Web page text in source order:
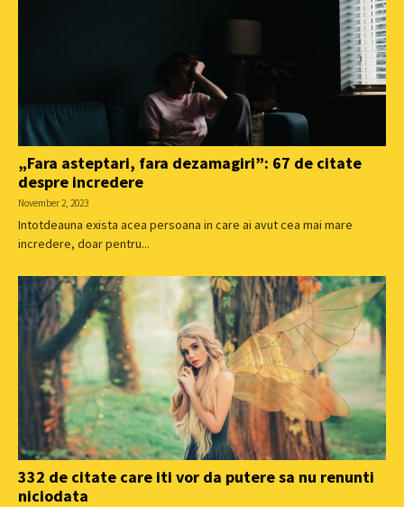
„Fara asteptari, fara dezamagiri”: 67 de citate
despre incredere
November 2, 2023
Intotdeauna exista acea persoana in care ai avut cea mai mare
incredere, doar pentru...
332 de citate care iti vor da putere sa nu renunti
niciodata